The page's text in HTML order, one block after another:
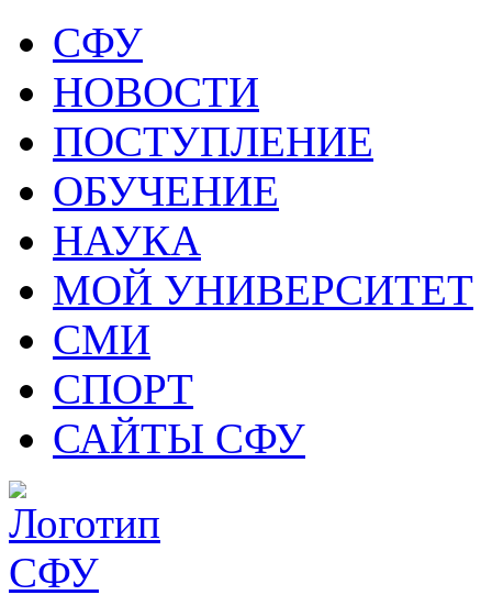
СФУ
НОВОСТИ
ПОСТУПЛЕНИЕ
ОБУЧЕНИЕ
НАУКА
МОЙ УНИВЕРСИТЕТ
СМИ
СПОРТ
САЙТЫ СФУ